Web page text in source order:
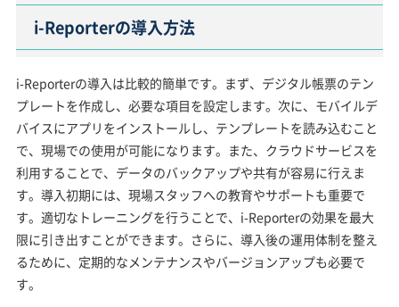
i-Reporterの導入方法
i-Reporterの導入は比較的簡単です。まず、デジタル帳票のテン
プレートを作成し、必要な項目を設定します。次に、モバイルデ
バイスにアプリをインストールし、テンプレートを読み込むこと
で、現場での使用が可能になります。また、クラウドサービスを
利用することで、データのバックアップや共有が容易に行えま
す。導入初期には、現場スタッフへの教育やサポートも重要で
す。適切なトレーニングを行うことで、i-Reporterの効果を最大
限に引き出すことができます。さらに、導入後の運用体制を整え
るために、定期的なメンテナンスやバージョンアップも必要で
す。